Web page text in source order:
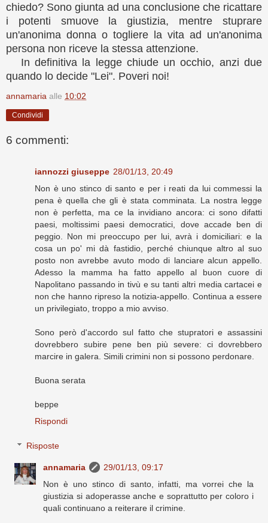
chiedo? Sono giunta ad una conclusione che ricattare
i potenti smuove la giustizia, mentre stuprare
un'anonima donna o togliere la vita ad un'anonima
persona non riceve la stessa attenzione.
In definitiva la legge chiude un occhio, anzi due
quando lo decide "Lei". Poveri noi!
annamaria alle 10:02
Condividi
6 commenti:
iannozzi giuseppe 28/01/13, 20:49
Non è uno stinco di santo e per i reati da lui commessi la
pena è quella che gli è stata comminata. La nostra legge
non è perfetta, ma ce la invidiano ancora: ci sono difatti
paesi, moltissimi paesi democratici, dove accade ben di
peggio. Non mi preoccupo per lui, avrà i domiciliari: e la
cosa un po' mi dà fastidio, perché chiunque altro al suo
posto non avrebbe avuto modo di lanciare alcun appello.
Adesso la mamma ha fatto appello al buon cuore di
Napolitano passando in tivù e su tanti altri media cartacei e
non che hanno ripreso la notizia-appello. Continua a essere
un privilegiato, troppo a mio avviso.
Sono però d'accordo sul fatto che stupratori e assassini
dovrebbero subire pene ben più severe: ci dovrebbero
marcire in galera. Simili crimini non si possono perdonare.
Buona serata
beppe
Rispondi
Risposte
annamaria
29/01/13, 09:17
Non è uno stinco di santo, infatti, ma vorrei che la
giustizia si adoperasse anche e soprattutto per coloro i
quali continuano a reiterare il crimine.